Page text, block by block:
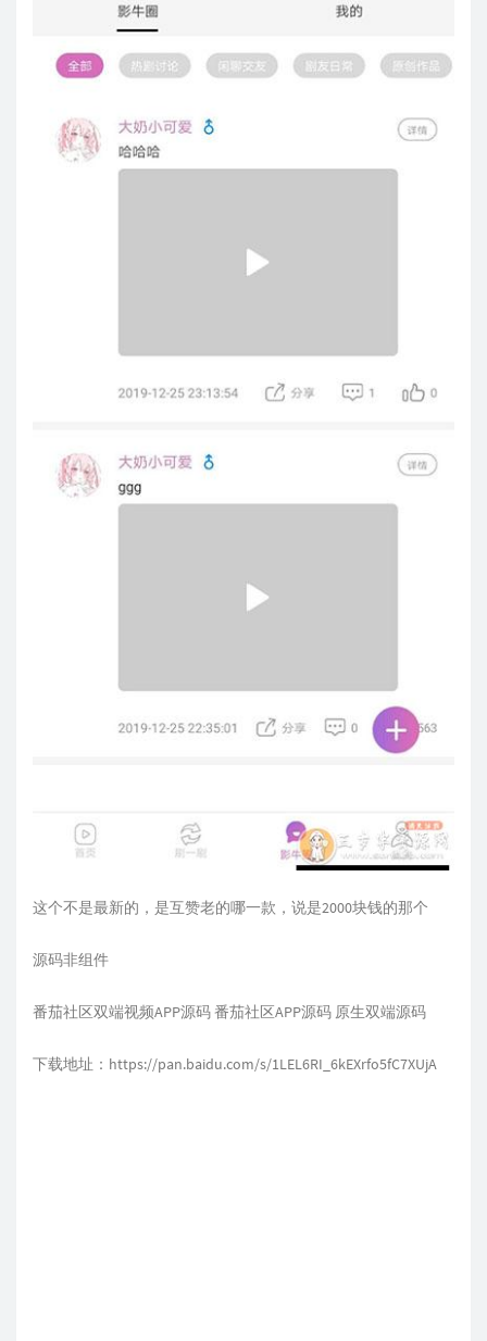
这个不是最新的，是互赞老的哪一款，说是2000块钱的那个
源码非组件
番茄社区双端视频APP源码 番茄社区APP源码 原生双端源码
下载地址：https://pan.baidu.com/s/1LEL6RI_6kEXrfo5fC7XUjA